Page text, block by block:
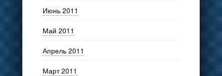
Июнь 2011
Май 2011
Апрель 2011
Март 2011